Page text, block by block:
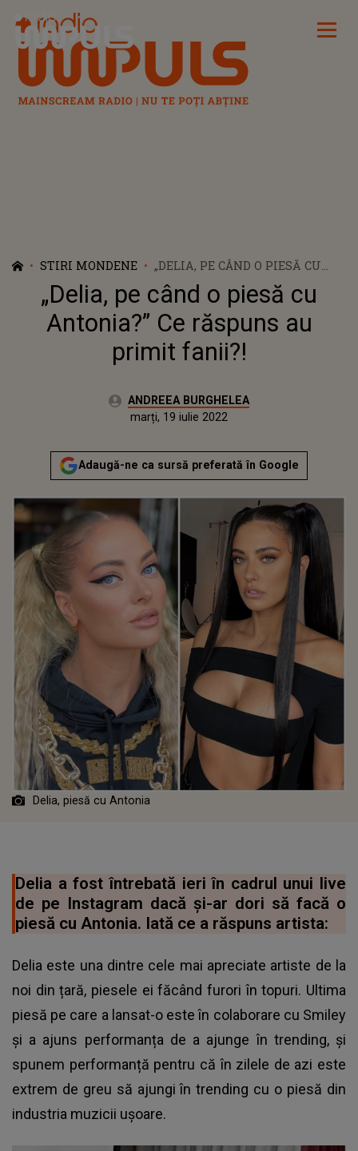
Radio Impuls
STIRI MONDENE
„DELIA, PE CÂND O PIESĂ CU
ANTONIA?” CE RĂSPUNS AU
PRIMIT FANII?!
„Delia, pe când o piesă cu
Antonia?” Ce răspuns au
primit fanii?!
Autor:ANDREEA BURGHELEA
miercuri, 17 februarie 2021Actualizat:
marți, 19 iulie 2022
Adaugă-ne ca sursă preferată în Google
Delia, piesă cu Antonia
Delia a fost întrebată ieri în cadrul unui live
de pe Instagram dacă și-ar dori să facă o
piesă cu Antonia. Iată ce a răspuns artista:
Delia este una dintre cele mai apreciate artiste de la
noi din țară, piesele ei făcând furori în topuri. Ultima
piesă pe care a lansat-o este în colaborare cu Smiley
și a ajuns performanța de a ajunge în trending, și
spunem performanță pentru că în zilele de azi este
extrem de greu să ajungi în trending cu o piesă din
industria muzicii ușoare.